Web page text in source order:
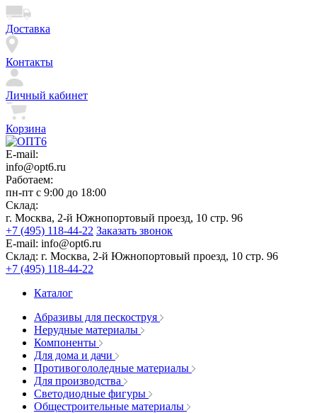
Доставка
Контакты
Личный кабинет
Корзина
E-mail:
info@opt6.ru
Работаем:
пн-пт с 9:00 до 18:00
Склад:
г. Москва, 2-й Южнопортовый проезд, 10 стр. 96
+7 (495) 118-44-22 Заказать звонок
E-mail: info@opt6.ru
Склад: г. Москва, 2-й Южнопортовый проезд, 10 стр. 96
+7 (495) 118-44-22
Каталог
Абразивы для пескоструя
Нерудные материалы
Компоненты
Для дома и дачи
Противогололедные материалы
Для производства
Светодиодные фигуры
Общестроительные материалы